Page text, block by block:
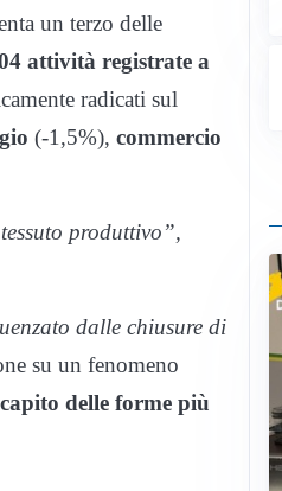
un terzo delle
attività registrate a
radicati sul
(-1,5%), commercio
produttivo”,
dalle chiusure di
su un fenomeno
delle forme più